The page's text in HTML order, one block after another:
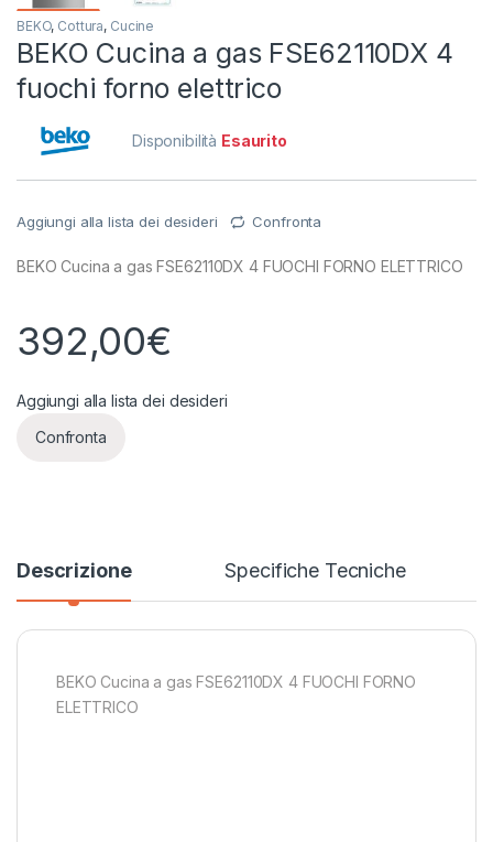
BEKO, Cottura, Cucine
BEKO Cucina a gas FSE62110DX 4
fuochi forno elettrico
Disponibilità Esaurito
Aggiungi alla lista dei desideri Confronta
BEKO Cucina a gas FSE62110DX 4 FUOCHI FORNO ELETTRICO
392,00€
Aggiungi alla lista dei desideri
Confronta
Descrizione Specifiche Tecniche
BEKO Cucina a gas FSE62110DX 4 FUOCHI FORNO
ELETTRICO